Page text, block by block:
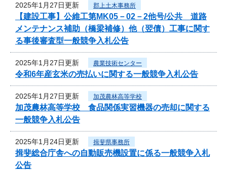
2025年1月27日更新 郡上土木事務所
【建設工事】公維工第MK05－02－2他号/公共 道路
メンテナンス補助（橋梁補修）他（翌債）工事に関す
る事後審査型一般競争入札公告
2025年1月27日更新 農業技術センター
令和6年産玄米の売払いに関する一般競争入札公告
2025年1月27日更新 加茂農林高等学校
加茂農林高等学校 食品関係実習機器の売却に関する
一般競争入札公告
2025年1月24日更新 揖斐県事務所
揖斐総合庁舎への自動販売機設置に係る一般競争入札
公告